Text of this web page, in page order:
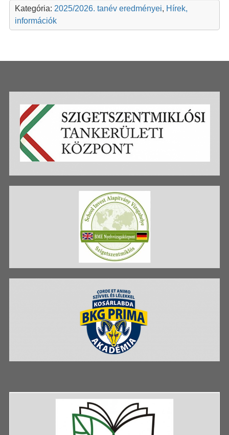
Kategória: 2025/2026. tanév eredményei, Hírek,
információk